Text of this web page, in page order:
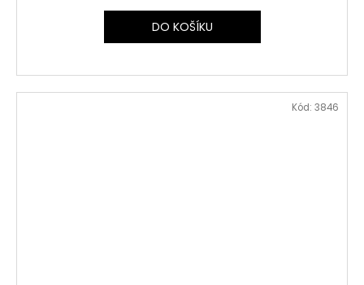
DO KOŠÍKU
Kód: 3846